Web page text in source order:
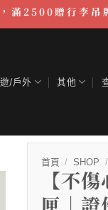
滿2500贈行李吊
/戶外 其他
首頁 / SHOP /
【不